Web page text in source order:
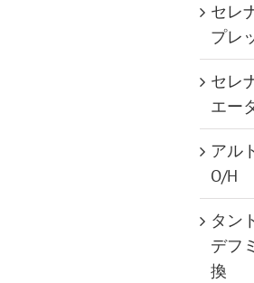
セレ
プレ
セレ
エー
アル
O/H
タン
デフ
換